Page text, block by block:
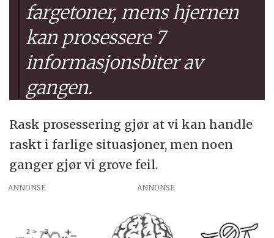
fargetoner, mens hjernen
kan prosessere 7
informasjonsbiter av
gangen.
Rask prosessering gjør at vi kan handle
raskt i farlige situasjoner, men noen
ganger gjør vi grove feil.
ANNONSE